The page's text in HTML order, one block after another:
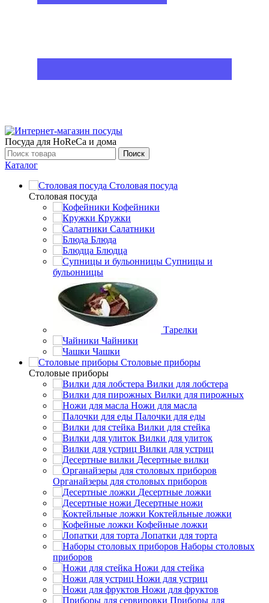
Посуда для HoReCa и дома
Поиск
Каталог
Столовая посуда
Столовая посуда
Кофейники
Кружки
Салатники
Блюда
Блюдца
Супницы и
бульонницы
Тарелки
Чайники
Чашки
Cтоловые приборы
Cтоловые приборы
Вилки для лобстера
Вилки для пирожных
Ножи для масла
Палочки для еды
Вилки для стейка
Вилки для улиток
Вилки для устриц
Десертные вилки
Органайзеры для столовых приборов
Десертные ложки
Десертные ножи
Коктейльные ложки
Кофейные ложки
Лопатки для торта
Наборы столовых
приборов
Ножи для стейка
Ножи для устриц
Ножи для фруктов
Приборы для